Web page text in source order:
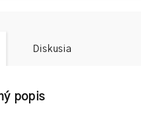
Diskusia
popis